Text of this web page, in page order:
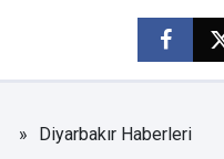
Diyarbakır Haberleri